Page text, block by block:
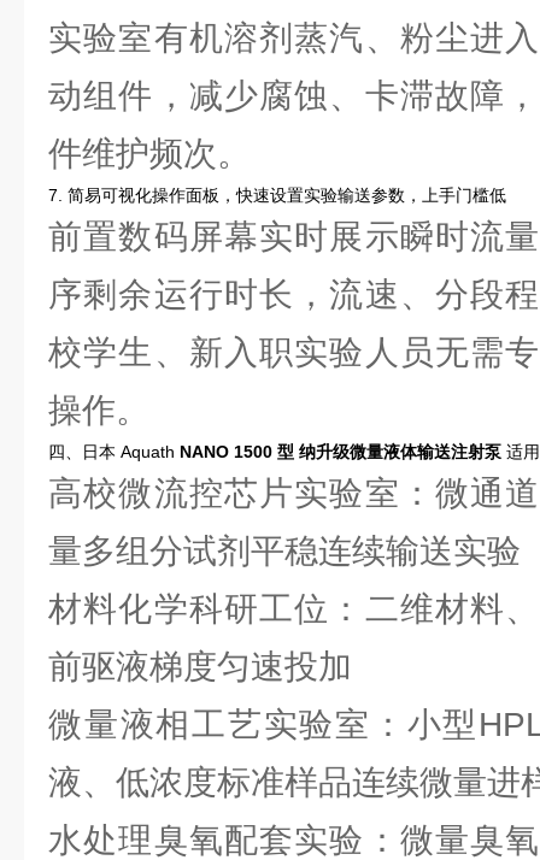
实验室有机溶剂蒸汽、粉尘进
动组件，减少腐蚀、卡滞故障
件维护频次。
7. 简易可视化操作面板，快速设置实验输送参数，上手门槛低
前置数码屏幕实时展示瞬时流
序剩余运行时长，流速、分段
校学生、新入职实验人员无需
操作。
四、日本 Aquath NANO 1500 型 纳升级微量液体输送注射泵 适
高校微流控芯片实验室：微通
量多组分试剂平稳连续输送实验
材料化学科研工位：二维材料
前驱液梯度匀速投加
微量液相工艺实验室：小型
液、低浓度标准样品连续微量进
水处理臭氧配套实验：微量臭